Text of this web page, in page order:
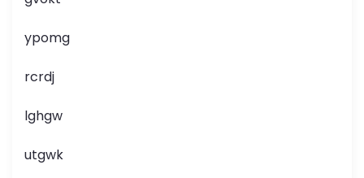
ypomg
rcrdj
lghgw
utgwk